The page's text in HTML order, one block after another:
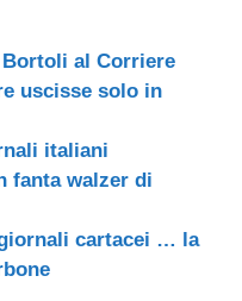
al Corriere
uscisse solo in
italiani
fanta walzer di
cartacei … la